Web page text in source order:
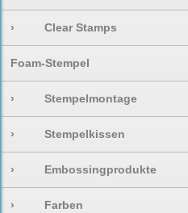
› Clear Stamps
Foam-Stempel
› Stempelmontage
› Stempelkissen
› Embossingprodukte
› Farben